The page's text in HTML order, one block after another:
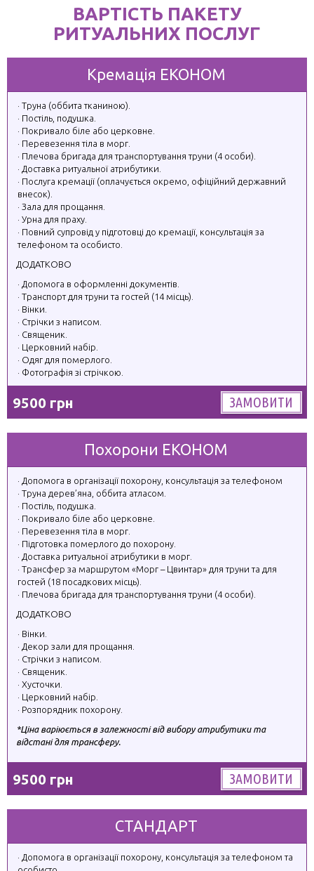
ВАРТІСТЬ ПАКЕТУ
РИТУАЛЬНИХ ПОСЛУГ
Кремація ЕКОНОМ
Труна (оббита тканиною).
Постіль, подушка.
Покривало біле або церковне.
Перевезення тіла в морг.
Плечова бригада для транспортування труни (4 особи).
Доставка ритуальної атрибутики.
Послуга кремації (оплачується окремо, офіційний державний
внесок).
Зала для прощання.
Урна для праху.
Повний супровід у підготовці до кремації, консультація за
телефоном та особисто.
ДОДАТКОВО
Допомога в оформленні документів.
Транспорт для труни та гостей (14 місць).
Вінки.
Стрічки з написом.
Священик.
Церковний набір.
Одяг для померлого.
Фотографія зі стрічкою.
9500 грн ЗАМОВИТИ
Похорони ЕКОНОМ
Допомога в організації похорону, консультація за телефоном
Труна дерев’яна, оббита атласом.
Постіль, подушка.
Покривало біле або церковне.
Перевезення тіла в морг.
Підготовка померлого до похорону.
Доставка ритуальної атрибутики в морг.
Трансфер за маршрутом «Морг – Цвинтар» для труни та для
гостей (18 посадкових місць).
Плечова бригада для транспортування труни (4 особи).
ДОДАТКОВО
Вінки.
Декор зали для прощання.
Стрічки з написом.
Священик.
Хусточки.
Церковний набір.
Розпорядник похорону.
*Ціна варіюється в залежності від вибору атрибутики та
відстані для трансферу.
9500 грн ЗАМОВИТИ
СТАНДАРТ
Допомога в організації похорону, консультація за телефоном та